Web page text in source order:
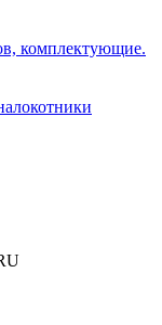
комплектующие.